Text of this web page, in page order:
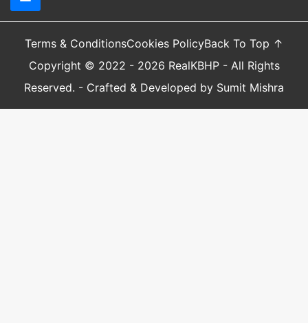
नेटफ्लिक्स की फ़िल्म "Monica,Oh My Darling"
चुका है लीड रोल में Rajkumar Rao,पंजाबी अभिनेता के
साथ Radhika Apte,Huma Qureshi नजर आएंगी।
आने वाली फिल्मों में राधिका आप्टे, Hritik Roshan और
Terms & ConditionsCookies PolicyBack To Top ↑
Copyright © 2022 - 2026 RealKBHP - All Rights
Reserved. - Crafted & Developed by Sumit Mishra